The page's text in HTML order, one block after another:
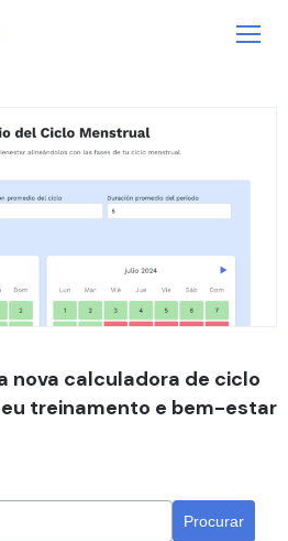
nova calculadora de ciclo
treinamento e bem-estar